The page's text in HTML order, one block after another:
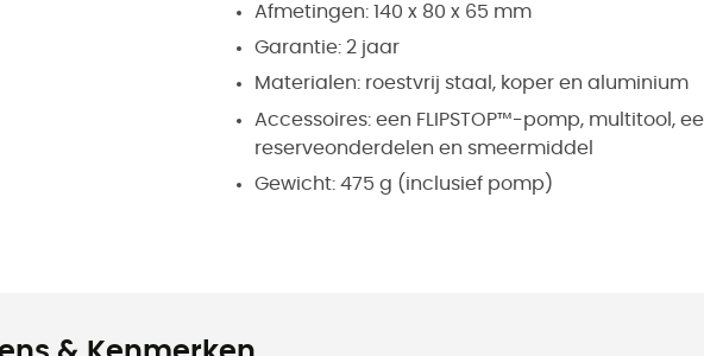
Afmetingen: 140 x 80 x 65 mm
Garantie: 2 jaar
Materialen: roestvrij staal, koper en aluminium
Accessoires: een FLIPSTOP™-pomp, multitool,
reserveonderdelen en smeermiddel
Gewicht: 475 g (inclusief pomp)